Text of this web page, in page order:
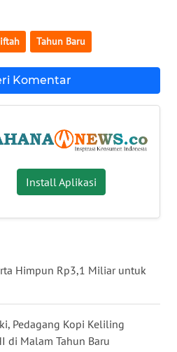
Tahun Baru
Komentar
Install Aplikasi
Himpun Rp3,1 Miliar untuk
Pedagang Kopi Keliling
di Malam Tahun Baru